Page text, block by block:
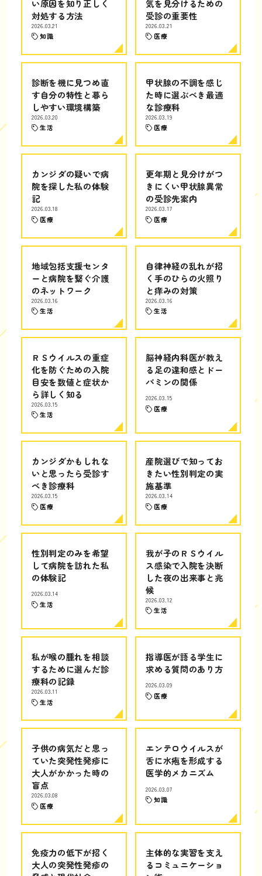
い原因を知り正しく
対処する方法
2026.03.21
知識
気を見分けるための
受診の重要性
2026.03.21
医療
診断を機に見つめ直
す自分の特性と暮ら
しやすい環境構築
2026.03.20
生活
甲状腺の不調を感じ
た時に選ぶべき最適
な診療科
2026.03.19
医療
カンジダの疑いで病
院を探した私の体験
記
2026.03.18
医療
更年期と見分けがつ
きにくい甲状腺異常
の受診先案内
2026.03.17
医療
地域包括支援センタ
ーと病院を繋ぐ介護
のネットワーク
2026.03.16
生活
自律神経の乱れが招
く手のひらの火照り
と痒みの対策
2026.03.16
生活
ＲＳウイルスの重症
化を防ぐための入院
目安を数値と症状か
ら詳しく知る
2026.03.15
生活
脳神経内科医が教え
る足の違和感とドー
パミンの関係
2026.03.15
医療
カンジダかもしれな
いと思ったら受診す
べき診療科
2026.03.15
医療
産院選びで知ってお
きたい性別判定の実
施基準
2026.03.14
医療
性別判定のみを希望
して病院を訪れた私
の体験記
2026.03.14
生活
我が子のＲＳウイル
ス感染で入院を決断
した夜の出来事と兆
候
2026.03.12
生活
私が喉の腫れを相談
するために選んだ診
療科の記録
2026.03.11
生活
指導医が語る学生に
求める質問のあり方
2026.03.09
医療
子供の病気だと思っ
ていた突発性発疹に
大人がかかった時の
盲点
2026.03.08
医療
エンテロウイルスが
舌に水疱を形成する
医学的メカニズム
2026.03.07
知識
免疫力の低下が招く
大人の突発性発疹の
主体的な実習を支え
るコミュニケーショ